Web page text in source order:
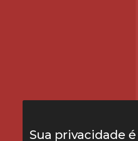
Sua privacidade é